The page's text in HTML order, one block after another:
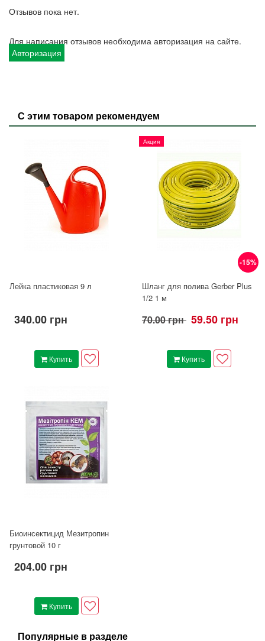
Отзывов пока нет.
Для написания отзывов необходима авторизация на сайте.
Авторизация
С этим товаром рекомендуем
Лейка пластиковая 9 л
340.00 грн
Купить
-15%
Акция
Шланг для полива Gerber Plus
1/2 1 м
70.00 грн 59.50 грн
Купить
Биоинсектицид Мезитропин
грунтовой 10 г
204.00 грн
Купить
Популярные в разделе